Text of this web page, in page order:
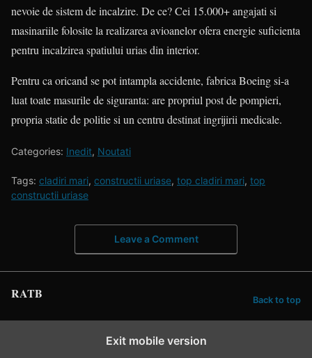
nevoie de sistem de incalzire. De ce? Cei 15.000+ angajati si
masinariile folosite la realizarea avioanelor ofera energie suficienta
pentru incalzirea spatiului urias din interior.
Pentru ca oricand se pot intampla accidente, fabrica Boeing si-a
luat toate masurile de siguranta: are propriul post de pompieri,
propria statie de politie si un centru destinat ingrijirii medicale.
Categories: Inedit, Noutati
Tags: cladiri mari, constructii uriase, top cladiri mari, top
constructii uriase
Leave a Comment
RATB Back to top
Exit mobile version